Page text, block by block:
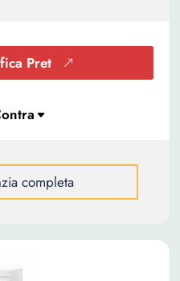
Pret
completa